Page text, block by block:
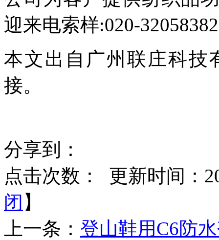
迎来电索样:020-
本文出自广州联庄科技
接。
分享到：
点击次数：
更新时间：
闭 】
上一条： 登山鞋用C6防